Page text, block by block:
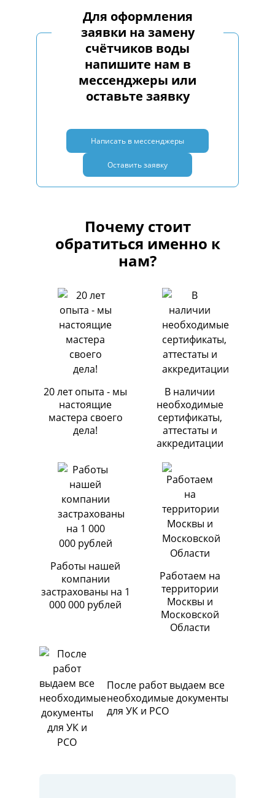
Для оформления
заявки на замену
счётчиков воды
напишите нам в
мессенджеры или
оставьте заявку
Написать в мессенджеры
Оставить заявку
Почему стоит
обратиться именно к
нам?
20 лет опыта - мы
настоящие
мастера своего
дела!
В наличии
необходимые
сертификаты,
аттестаты и
аккредитации
Работы нашей
компании
застрахованы на 1
000 000 рублей
Работаем на
территории
Москвы и
Московской
Области
После работ выдаем все
необходимые документы
для УК и РСО